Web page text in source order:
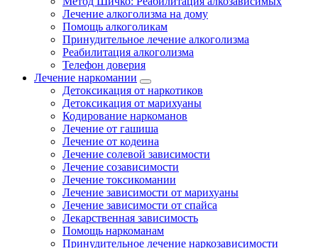
Лечение алкоголизма на дому
Помощь алкоголикам
Принудительное лечение алкоголизма
Реабилитация алкоголизма
Телефон доверия
Лечение наркомании
Детоксикация от наркотиков
Детоксикация от марихуаны
Кодирование наркоманов
Лечение от гашиша
Лечение от кодеина
Лечение солевой зависимости
Лечение созависимости
Лечение токсикомании
Лечение зависимости от марихуаны
Лечение зависимости от спайса
Лекарственная зависимость
Помощь наркоманам
Принудительное лечение наркозависимости